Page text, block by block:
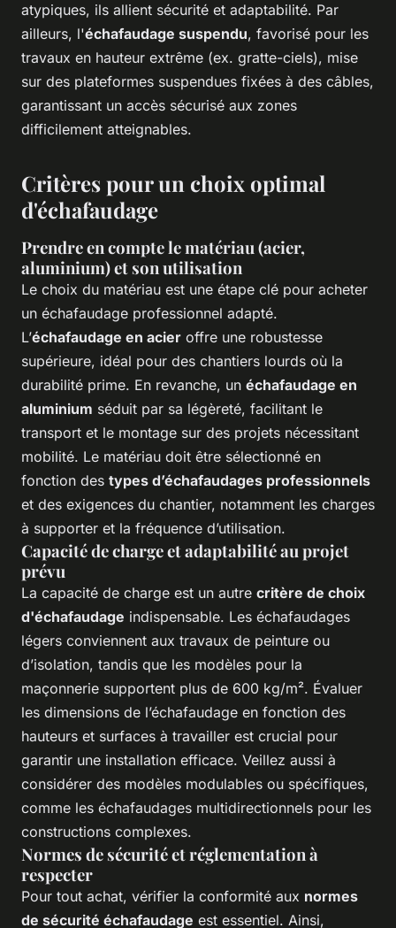
atypiques, ils allient sécurité et adaptabilité. Par
ailleurs, l'échafaudage suspendu, favorisé pour les
travaux en hauteur extrême (ex. gratte-ciels), mise
sur des plateformes suspendues fixées à des câbles,
garantissant un accès sécurisé aux zones
difficilement atteignables.
Critères pour un choix optimal
d'échafaudage
Prendre en compte le matériau (acier,
aluminium) et son utilisation
Le choix du matériau est une étape clé pour acheter
un échafaudage professionnel adapté.
L’échafaudage en acier offre une robustesse
supérieure, idéal pour des chantiers lourds où la
durabilité prime. En revanche, un échafaudage en
aluminium séduit par sa légèreté, facilitant le
transport et le montage sur des projets nécessitant
mobilité. Le matériau doit être sélectionné en
fonction des types d’échafaudages professionnels
et des exigences du chantier, notamment les charges
à supporter et la fréquence d’utilisation.
Capacité de charge et adaptabilité au projet
prévu
La capacité de charge est un autre critère de choix
d'échafaudage indispensable. Les échafaudages
légers conviennent aux travaux de peinture ou
d’isolation, tandis que les modèles pour la
maçonnerie supportent plus de 600 kg/m². Évaluer
les dimensions de l’échafaudage en fonction des
hauteurs et surfaces à travailler est crucial pour
garantir une installation efficace. Veillez aussi à
considérer des modèles modulables ou spécifiques,
comme les échafaudages multidirectionnels pour les
constructions complexes.
Normes de sécurité et réglementation à
respecter
Pour tout achat, vérifier la conformité aux normes
de sécurité échafaudage est essentiel. Ainsi,